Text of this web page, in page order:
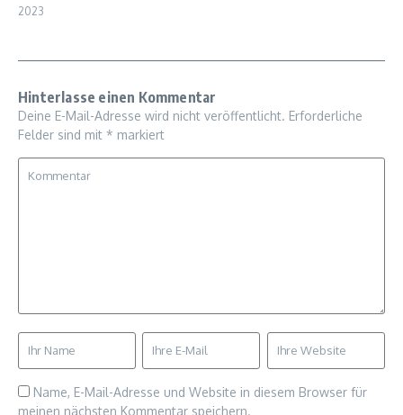
2023
Hinterlasse einen Kommentar
Deine E-Mail-Adresse wird nicht veröffentlicht. Erforderliche
Felder sind mit * markiert
Name, E-Mail-Adresse und Website in diesem Browser für
meinen nächsten Kommentar speichern.